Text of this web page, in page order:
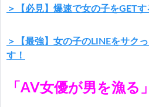
＞【必見】爆速で女の子をGET
＞【最強】女の子のLINEをサク
す！
「AV女優が男を漁る」